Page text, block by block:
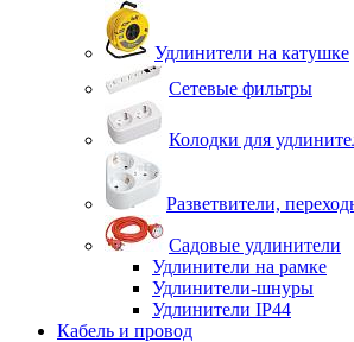
Удлинители на катушке
Сетевые фильтры
Колодки для
Разветвители,
Садовые удлинители
Удлинители на рамке
Удлинители-шнуры
Удлинители IP44
Кабель и провод